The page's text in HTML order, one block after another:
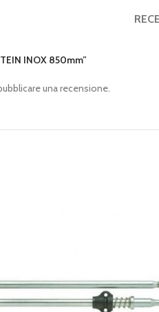
INOX 850mm”
una recensione.